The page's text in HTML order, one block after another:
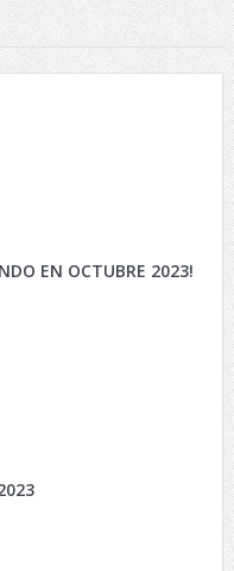
EN OCTUBRE 2023!